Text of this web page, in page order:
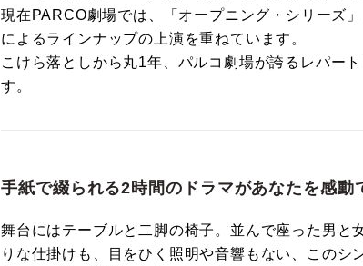
現在PARCO劇場では、「オープニング・シリーズ
によるラインナップの上演を重ねています。
こけら落としから丸1年、パルコ劇場が誇るレパー
す。
手紙で綴られる2時間のドラマがあなたを感動
舞台にはテーブルと二脚の椅子。並んで座った男
りな仕掛けも、目をひく照明や音響もない、この